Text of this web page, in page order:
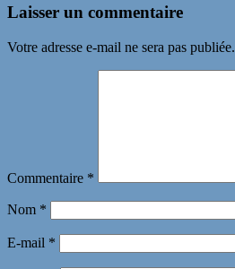
Laisser un commentaire
Votre adresse e-mail ne sera pas publiée.
Commentaire *
Nom *
E-mail *